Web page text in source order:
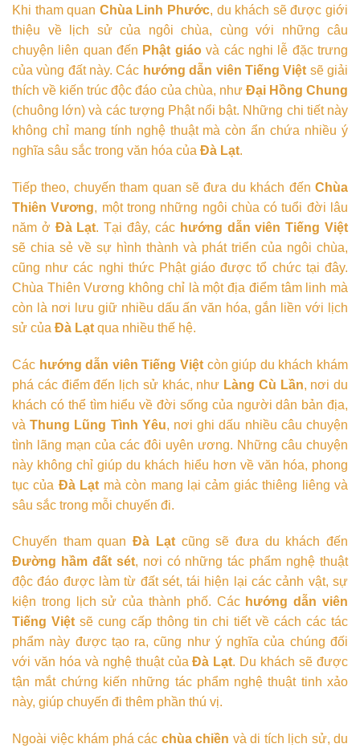
Khi tham quan Chùa Linh Phước, du khách sẽ được giới
thiệu về lịch sử của ngôi chùa, cùng với những câu
chuyện liên quan đến Phật giáovà các nghi lễ đặc trưng
của vùng đất này. Các hướng dẫn viên Tiếng Việt sẽ giải
thích về kiến trúc độc đáo của chùa, như Đại Hồng Chung
(chuông lớn) và các tượng Phật nổi bật. Những chi tiết này
không chỉ mang tính nghệ thuật mà còn ẩn chứa nhiều ý
nghĩa sâu sắc trong văn hóa của Đà Lạt.
Tiếp theo, chuyến tham quan sẽ đưa du khách đến Chùa
Thiên Vương, một trong những ngôi chùa có tuổi đời lâu
năm ở Đà Lạt. Tại đây, các hướng dẫn viên Tiếng Việt
sẽ chia sẻ về sự hình thành và phát triển của ngôi chùa,
cũng như các nghi thức Phật giáo được tổ chức tại đây.
Chùa Thiên Vương không chỉ là một địa điểm tâm linh mà
còn là nơi lưu giữ nhiều dấu ấn văn hóa, gắn liền với lịch
sử của Đà Lạt qua nhiều thế hệ.
Các hướng dẫn viên Tiếng Việt còn giúp du khách khám
phá các điểm đến lịch sử khác, như Làng Cù Lần, nơi du
khách có thể tìm hiểu về đời sống của người dân bản địa,
vàThung Lũng Tình Yêu, nơi ghi dấu nhiều câu chuyện
tình lãng mạn của các đôi uyên ương. Những câu chuyện
này không chỉ giúp du khách hiểu hơn về văn hóa, phong
tục của Đà Lạt mà còn mang lại cảm giác thiêng liêng và
sâu sắc trong mỗi chuyến đi.
Chuyến tham quanĐà Lạtcũng sẽ đưa du khách đến
Đường hầm đất sét, nơi có những tác phẩm nghệ thuật
độc đáo được làm từ đất sét, tái hiện lại các cảnh vật, sự
kiện trong lịch sử của thành phố. Các hướng dẫn viên
Tiếng Việt sẽ cung cấp thông tin chi tiết về cách các tác
phẩm này được tạo ra, cũng như ý nghĩa của chúng đối
với văn hóa và nghệ thuật củaĐà Lạt. Du khách sẽ được
tận mắt chứng kiến những tác phẩm nghệ thuật tinh xảo
này, giúp chuyến đi thêm phần thú vị.
Ngoài việc khám phá các chùa chiền và di tích lịch sử, du